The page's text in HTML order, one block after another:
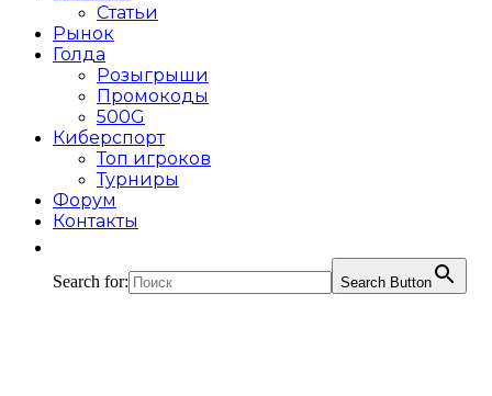
Статьи
Рынок
Голда
Розыгрыши
Промокоды
500G
Киберспорт
Топ игроков
Турниры
Форум
Контакты
Search for: Search Button